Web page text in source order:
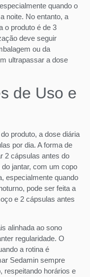
quando o
noite. No entanto, a
o produto é de 3
deve seguir
ou da
ultrapassar a dose
de Uso e
produto, a dose diária
por dia. A forma de
2 cápsulas antes do
jantar, com um copo
especialmente quando
pode ser feita a
e 2 cápsulas antes
alinhada ao sono
regularidade. O
a rotina é
Sedamin sempre
respeitando horários e